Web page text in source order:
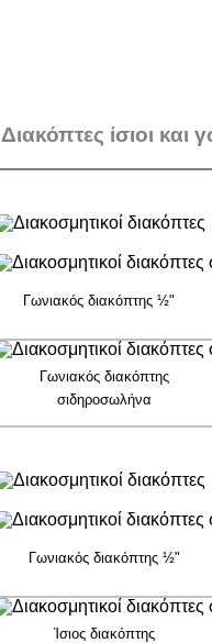
Διακόπτες ίσιοι και
Γωνιακός διακόπτης ½"
Γωνιακός διακόπτης
σιδηροσωλήνα
Γωνιακός διακόπτης ½"
Ίσιος διακόπτης